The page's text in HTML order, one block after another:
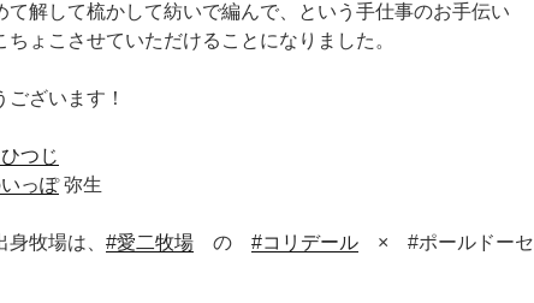
て解して梳かして紡いで編んで、という手仕事のお手伝い
ちょこさせていただけることになりました。
ございます！
つじ
っぽ弥生
牧場は、 #愛二牧場 の #コリデール × #ポールドーセ